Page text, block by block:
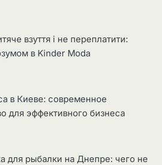
взуття і не переплатити:
в Kinder Moda
в Киеве: современное
для эффективного бизнеса
для рыбалки на Днепре: чего не